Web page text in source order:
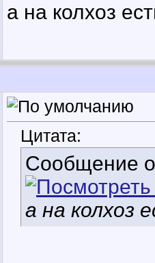
а на колхоз
Цитата:
Сообщение
а на колхоз